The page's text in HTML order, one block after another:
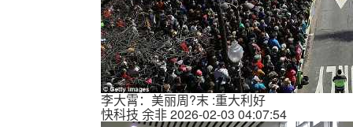
李大霄：美丽周?末 :重大利好
快科技 余非2026-02-03 04:07:54